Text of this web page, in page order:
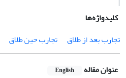
کلیدواژه‌ها
تجارب بعد از طلاق
تجارب حین طلاق
عنوان مقاله English